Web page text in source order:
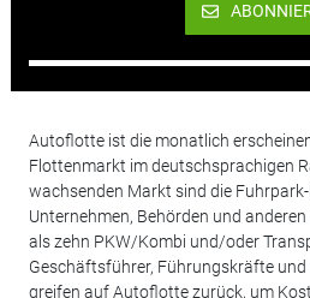
Autoflotte ist die monatlich
Flottenmarkt im deutschsprachigen
wachsenden Markt sind die
Unternehmen, Behörden und
als zehn PKW/Kombi und/oder
Geschäftsführer, Führungskräfte
greifen auf Autoflotte zurück, um